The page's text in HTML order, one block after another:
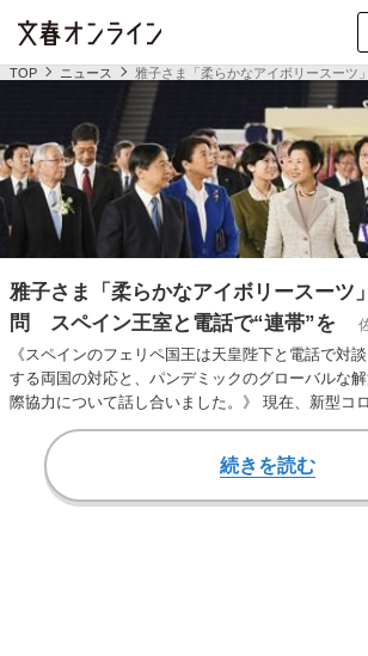
TOP ニュース 雅子さま「柔らかなアイボリースー
雅子さま「柔らかなアイボリースーツ
問 スペイン王室と電話で“連帯”を
《スペインのフェリペ国王は天皇陛下と電話で対
する両国の対応と、パンデミックのグローバルな
際協力について話し合いました。》 現在、新型コ
数が世界2…
続きを読む